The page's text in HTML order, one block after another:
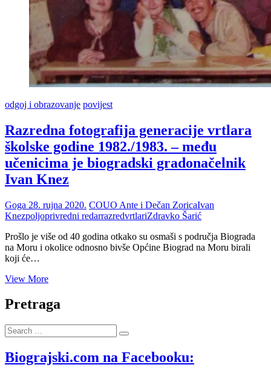
odgoj i obrazovanje povijest
Razredna fotografija generacije vrtlara
školske godine 1982./1983. – među
učenicima je biogradski gradonačelnik
Ivan Knez
Goga 28. rujna 2020. COUO Ante i Dečan ZoricaIvan
Knezpoljoprivredni redarrazredvrtlariZdravko Šarić
Prošlo je više od 40 godina otkako su osmaši s područja Biograda
na Moru i okolice odnosno bivše Općine Biograd na Moru birali
koji će…
View MoreRazredna
generacije
vrtlara
–
među
Pretraga
Search
…
Biograjski.com na Facebooku: